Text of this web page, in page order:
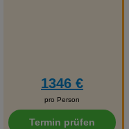
1346 €
pro Person
Termin prüfen